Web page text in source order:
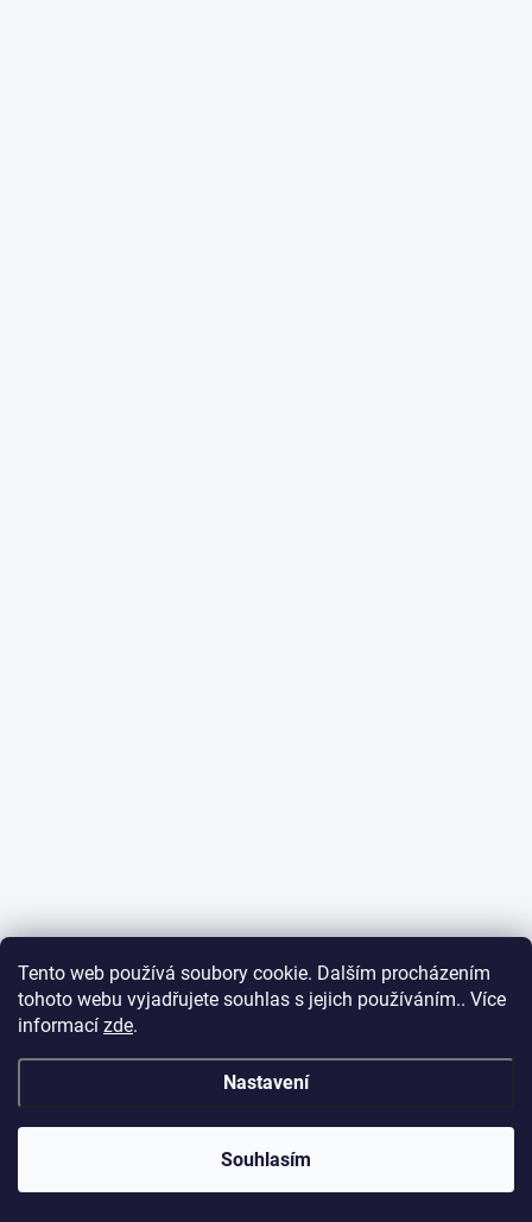
Tento web používá soubory cookie. Dalším procházením
tohoto webu vyjadřujete souhlas s jejich používáním.. Více
informací zde.
Nastavení
Souhlasím